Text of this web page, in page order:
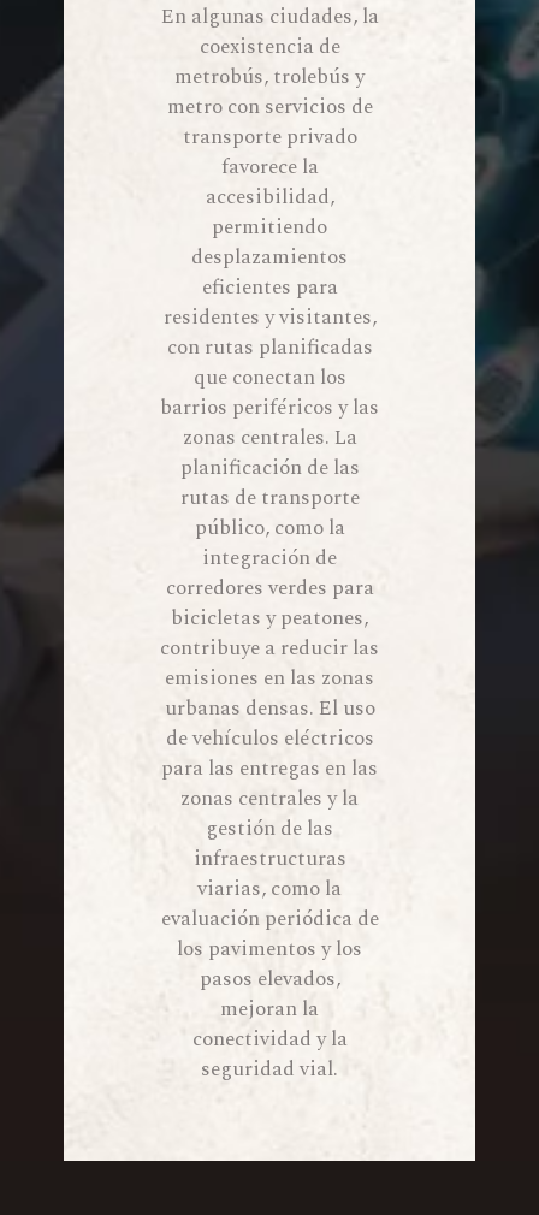
En algunas ciudades, la
coexistencia de
metrobús, trolebús y
metro con servicios de
transporte privado
favorece la
accesibilidad,
permitiendo
desplazamientos
eficientes para
residentes y visitantes,
con rutas planificadas
que conectan los
barrios periféricos y las
zonas centrales. La
planificación de las
rutas de transporte
público, como la
integración de
corredores verdes para
bicicletas y peatones,
contribuye a reducir las
emisiones en las zonas
urbanas densas. El uso
de vehículos eléctricos
para las entregas en las
zonas centrales y la
gestión de las
infraestructuras
viarias, como la
evaluación periódica de
los pavimentos y los
pasos elevados,
mejoran la
conectividad y la
seguridad vial.